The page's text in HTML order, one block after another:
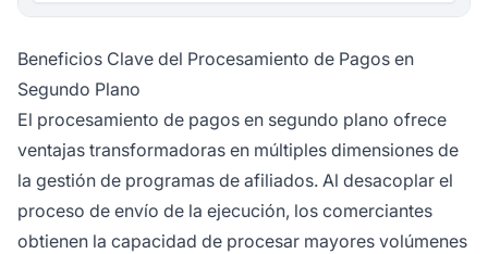
Beneficios Clave del Procesamiento de Pagos en
Segundo Plano
El procesamiento de pagos en segundo plano ofrece
ventajas transformadoras en múltiples dimensiones de
la gestión de programas de afiliados. Al desacoplar el
proceso de envío de la ejecución, los comerciantes
obtienen la capacidad de procesar mayores volúmenes